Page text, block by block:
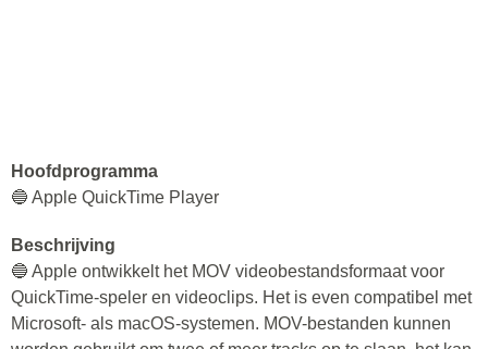
Hoofdprogramma
🔵 Apple QuickTime Player
Beschrijving
🔵 Apple ontwikkelt het MOV videobestandsformaat voor
QuickTime-speler en videoclips. Het is even compatibel met
Microsoft- als macOS-systemen. MOV-bestanden kunnen